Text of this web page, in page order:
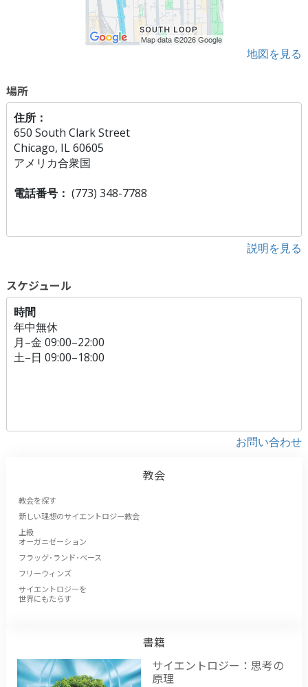
地図を見る
場所
住所：
650 South Clark Street
Chicago, IL 60605
アメリカ合衆国
電話番号： (773) 348-7788
説明を見る
スケジュール
時間
年中無休
月–金 09:00–22:00
土–日 09:00–18:00
お問い合わせ
教会
教会を探す
新しい理想のサイエントロジー教会
上級
オーガニゼーション
フラッグ･ランド･ベース
フリーウィンズ
サイエントロジーを
世界にもたらす
書籍
サイエントロジー：思考の
原理